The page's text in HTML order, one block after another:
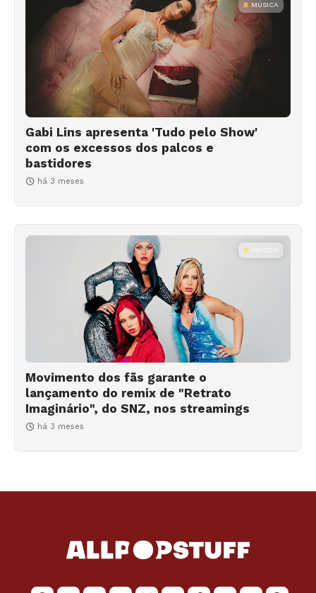
MÚSICA
Gabi Lins apresenta 'Tudo pelo Show'
com os excessos dos palcos e
bastidores
há 3 meses
MÚSICA
Movimento dos fãs garante o
lançamento do remix de "Retrato
Imaginário", do SNZ, nos streamings
há 3 meses